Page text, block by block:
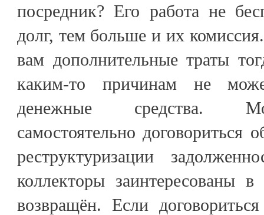
посредник? Его работа не
долг, тем больше и их
вам дополнительные траты
каким-то причинам не
денежные средства.
самостоятельно договориться
реструктуризации
коллекторы заинтересованы
возвращён. Если